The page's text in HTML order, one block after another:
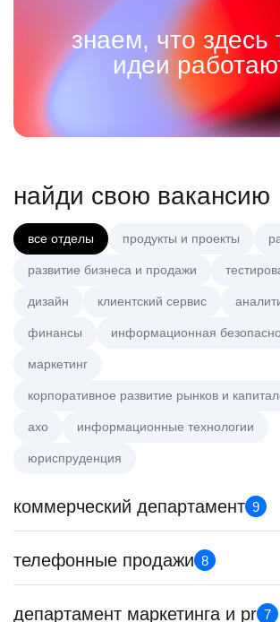
знаем, что здесь
идеи
найди свою вакансию
все отделы продукты и проекты
развитие бизнеса и продажи
дизайн клиентский сервис
финансы информационная
маркетинг
корпоративное развитие рынков и
axo информационные технологии
юриспруденция
коммерческий департамент 9
Key Account Manager (EdTech)
HeadHunter::Коммерческий департамент
150000 ₽
телефонные продажи 8
Менеджер по привлечению клиентов (B2B)
департамент маркетинга и pr 7